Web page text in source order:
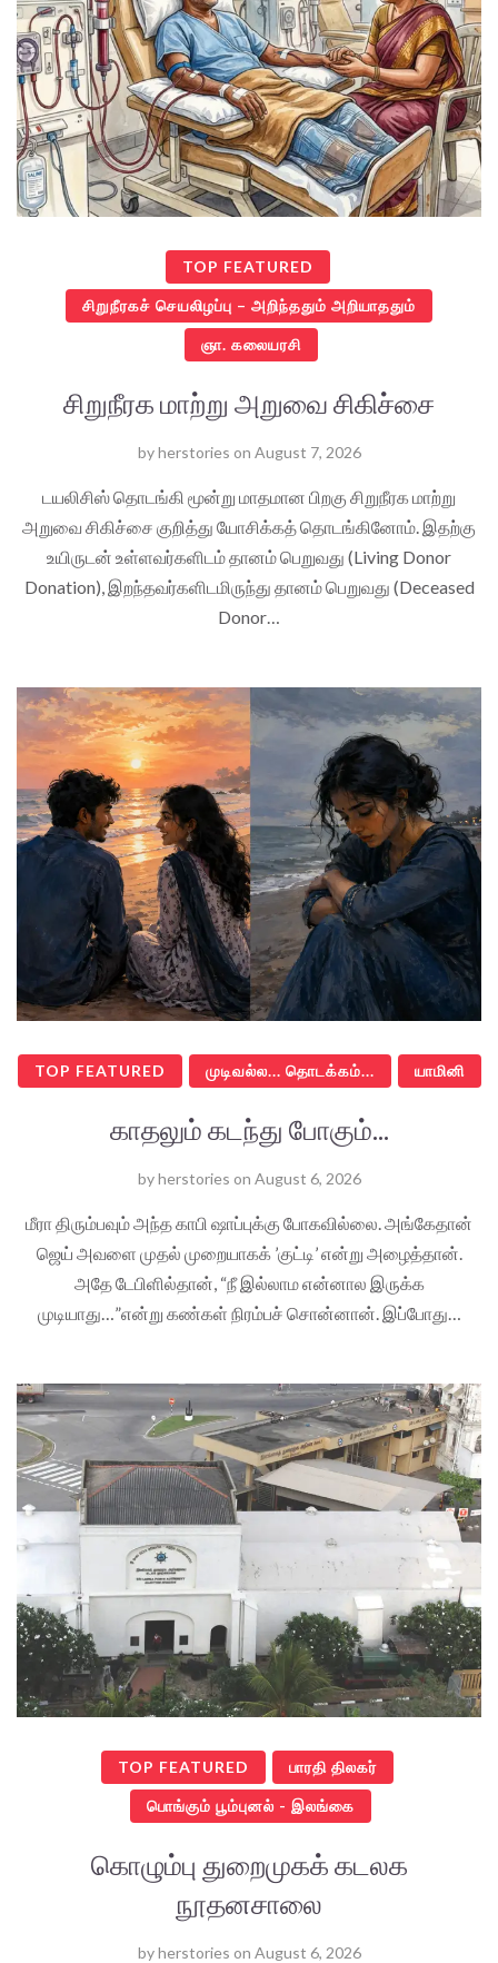
TOP FEATURED
சிறுநீரகச் செயலிழப்பு – அறிந்ததும் அறியாததும்
ஞா. கலையரசி
சிறுநீரக மாற்று அறுவை சிகிச்சை
byherstories on August 7, 2026
டயலிசிஸ் தொடங்கி மூன்று மாதமான பிறகு சிறுநீரக மாற்று
அறுவை சிகிச்சை குறித்து யோசிக்கத் தொடங்கினோம். இதற்கு
உயிருடன் உள்ளவர்களிடம் தானம் பெறுவது (Living Donor
Donation), இறந்தவர்களிடமிருந்து தானம் பெறுவது (Deceased
Donor…
TOP FEATURED முடிவல்ல... தொடக்கம்... யாமினி
காதலும் கடந்து போகும்...
byherstories on August 6, 2026
மீரா திரும்பவும் அந்த காபி ஷாப்புக்கு போகவில்லை. அங்கேதான்
ஜெய் அவளை முதல் முறையாகக் ’குட்டி’ என்று அழைத்தான்.
அதே டேபிளில்தான், “நீ இல்லாம என்னால இருக்க
முடியாது…”என்று கண்கள் நிரம்பச் சொன்னான். இப்போது…
TOP FEATURED பாரதி திலகர்
பொங்கும் பூம்புனல் - இலங்கை
கொழும்பு துறைமுகக் கடலக
நூதனசாலை
byherstories on August 6, 2026